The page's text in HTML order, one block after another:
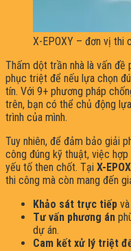
X-EPOXY – đơn vị thi
Thấm dột trần nhà là vấn đề
phục triệt để nếu lựa chọn
tín. Với 9+ phương pháp
trên, bạn có thể chủ động
trình của mình.
Tuy nhiên, để đảm bảo giải
công đúng kỹ thuật, việc
yếu tố then chốt. Tại X-
thi công mà còn mang đến
Khảo sát trực tiếp
Tư vấn phương án
dự án.
Cam kết xử lý triệt